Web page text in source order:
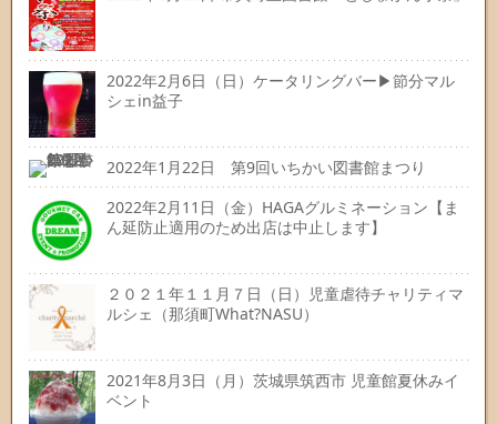
2022年2月6日（日）ケータリングバー▶節分マル
シェin益子
2022年1月22日 第9回いちかい図書館まつり
2022年2月11日（金）HAGAグルミネーション【ま
ん延防止適用のため出店は中止します】
２０２１年１１月７日（日）児童虐待チャリティマ
ルシェ（那須町What?NASU）
2021年8月3日（月）茨城県筑西市 児童館夏休みイ
ベント